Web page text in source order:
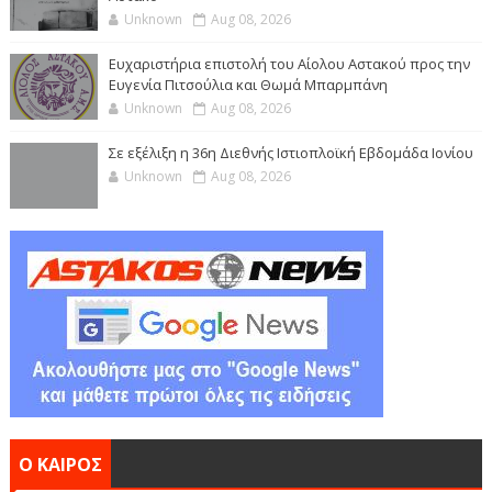
Unknown Aug 08, 2026
Ευχαριστήρια επιστολή του Αίολου Αστακού προς την
Ευγενία Πιτσούλια και Θωμά Μπαρμπάνη
Unknown Aug 08, 2026
Σε εξέλιξη η 36η Διεθνής Ιστιοπλοϊκή Εβδομάδα Ιονίου
Unknown Aug 08, 2026
Ο ΚΑΙΡΟΣ